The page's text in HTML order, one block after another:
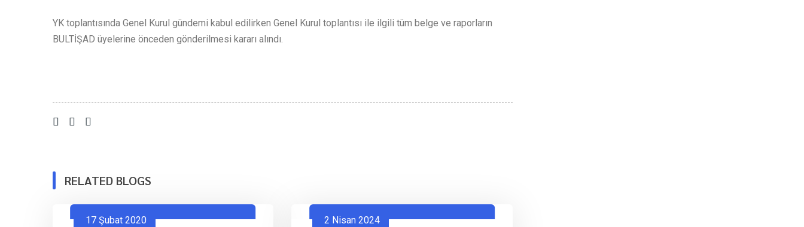
YK toplantısında Genel Kurul gündemi kabul edilirken Genel Kurul toplantısı ile ilgili tüm belge ve raporların
BULTİŞAD üyelerine önceden gönderilmesi kararı alındı.
RELATED BLOGS
17 Şubat 2020 2 Nisan 2024